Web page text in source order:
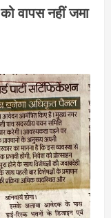
वापस नहीं जमा